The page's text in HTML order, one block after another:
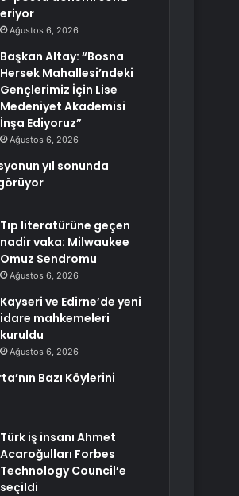
eriyor
Ağustos 6, 2026
Başkan Altay: “Bosna
Hersek Mahallesi’ndeki
Gençlerimiz İçin Lise
Medeniyet Akademisi
İnşa Ediyoruz”
Ağustos 6, 2026
yıl sonunda
Tıp literatürüne geçen
nadir vaka: Milwaukee
Omuz Sendromu
Ağustos 6, 2026
Kayseri ve Edirne’de yeni
idare mahkemeleri
kuruldu
Ağustos 6, 2026
Bazı Köylerini
Türk iş insanı Ahmet
Acaroğulları Forbes
Technology Council’e
seçildi